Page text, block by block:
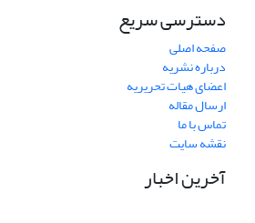
دسترسی سریع
صفحه اصلی
درباره نشریه
اعضای هیات تحریریه
ارسال مقاله
تماس با ما
نقشه سایت
آخرین اخبار